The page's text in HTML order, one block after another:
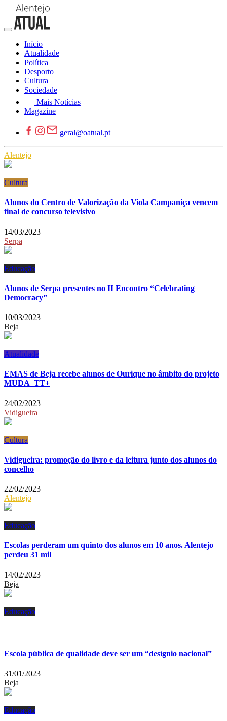
Início
Atualidade
Política
Desporto
Cultura
Sociedade
Mais Notícias
Magazine
geral@oatual.pt
Alentejo
Cultura
Alunos do Centro de Valorização da Viola Campaniça vencem
final de concurso televisivo
14/03/2023
Serpa
Educação
Alunos de Serpa presentes no II Encontro “Celebrating
Democracy”
10/03/2023
Beja
Atualidade
EMAS de Beja recebe alunos de Ourique no âmbito do projeto
MUDA_TT+
24/02/2023
Vidigueira
Cultura
Vidigueira: promoção do livro e da leitura junto dos alunos do
concelho
22/02/2023
Alentejo
Educação
Escolas perderam um quinto dos alunos em 10 anos. Alentejo
perdeu 31 mil
14/02/2023
Beja
Educação
Escola pública de qualidade deve ser um “desígnio nacional”
31/01/2023
Beja
Educação